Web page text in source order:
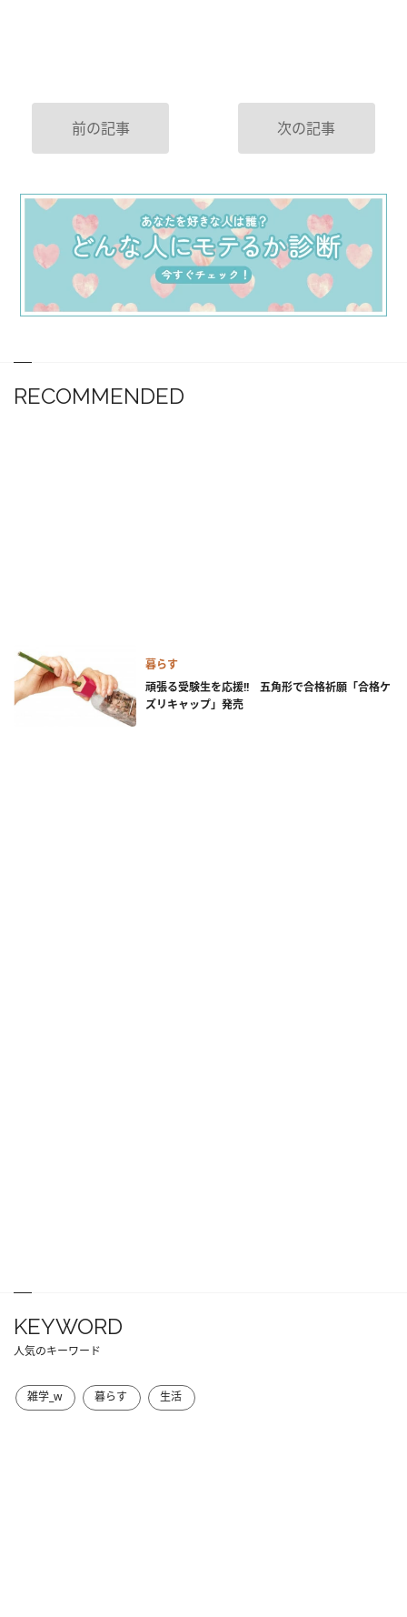
前の記事 次の記事
RECOMMENDED
暮らす
頑張る受験生を応援!! 五角形で合格祈願「合格ケ
ズリキャップ」発売
KEYWORD
人気のキーワード
雑学_w 暮らす 生活